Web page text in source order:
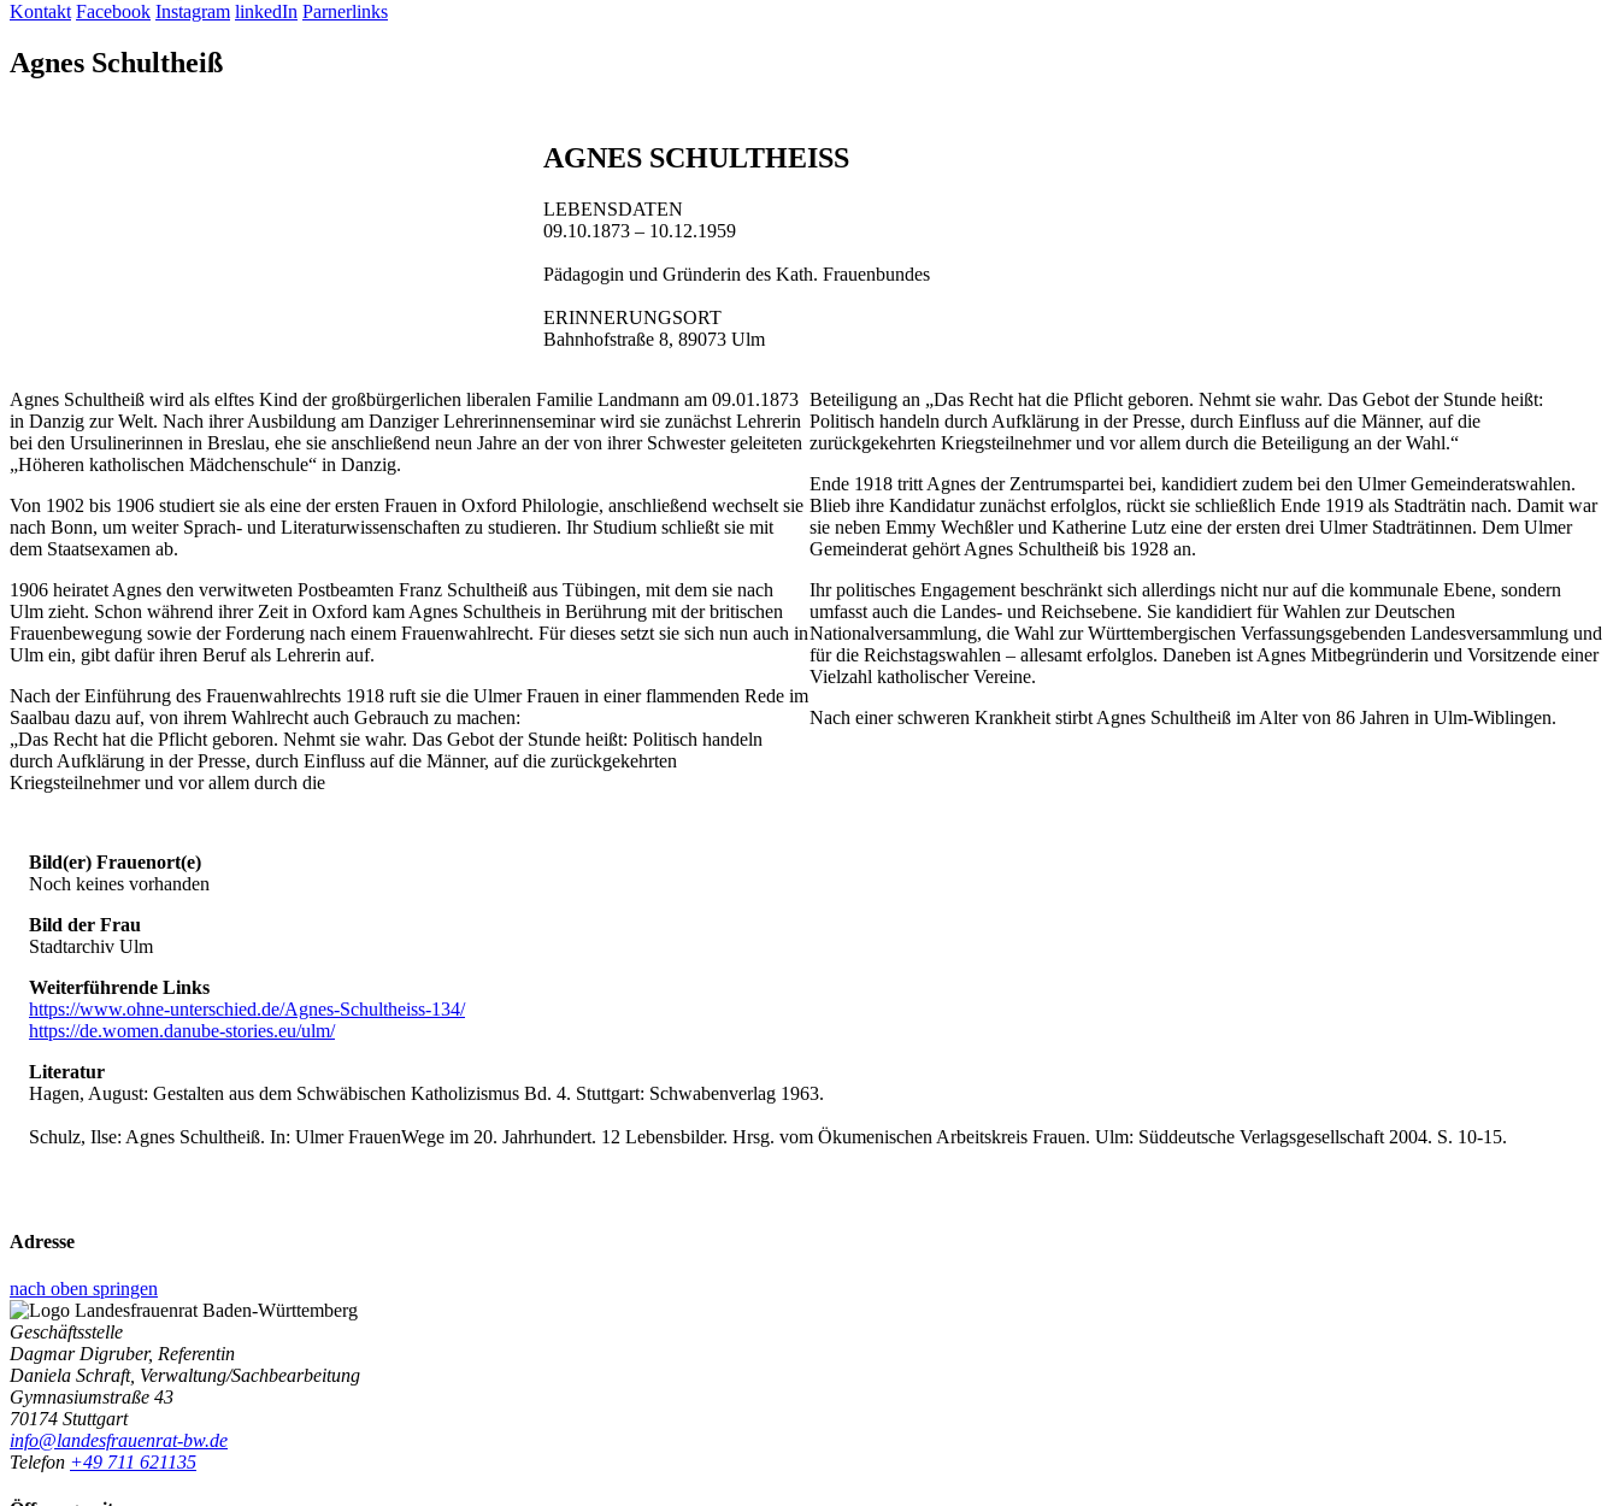
Kontakt Facebook Instagram linkedIn Parnerlinks
Agnes Schultheiß
AGNES SCHULTHEISS
LEBENSDATEN
09.10.1873 – 10.12.1959
Pädagogin und Gründerin des Kath. Frauenbundes
ERINNERUNGSORT
Bahnhofstraße 8, 89073 Ulm
Agnes Schultheiß wird als elftes Kind der großbürgerlichen liberalen Familie Landmann am 09.01.1873
in Danzig zur Welt. Nach ihrer Ausbildung am Danziger Lehrerinnenseminar wird sie zunächst Lehrerin
bei den Ursulinerinnen in Breslau, ehe sie anschließend neun Jahre an der von ihrer Schwester geleiteten
„Höheren katholischen Mädchenschule“ in Danzig.
Von 1902 bis 1906 studiert sie als eine der ersten Frauen in Oxford Philologie, anschließend wechselt sie
nach Bonn, um weiter Sprach- und Literaturwissenschaften zu studieren. Ihr Studium schließt sie mit
dem Staatsexamen ab.
1906 heiratet Agnes den verwitweten Postbeamten Franz Schultheiß aus Tübingen, mit dem sie nach
Ulm zieht. Schon während ihrer Zeit in Oxford kam Agnes Schultheis in Berührung mit der britischen
Frauenbewegung sowie der Forderung nach einem Frauenwahlrecht. Für dieses setzt sie sich nun auch in
Ulm ein, gibt dafür ihren Beruf als Lehrerin auf.
Nach der Einführung des Frauenwahlrechts 1918 ruft sie die Ulmer Frauen in einer flammenden Rede im
Saalbau dazu auf, von ihrem Wahlrecht auch Gebrauch zu machen:
„Das Recht hat die Pflicht geboren. Nehmt sie wahr. Das Gebot der Stunde heißt: Politisch handeln
durch Aufklärung in der Presse, durch Einfluss auf die Männer, auf die zurückgekehrten
Kriegsteilnehmer und vor allem durch die
Beteiligung an „Das Recht hat die Pflicht geboren. Nehmt sie wahr. Das Gebot der Stunde heißt:
Politisch handeln durch Aufklärung in der Presse, durch Einfluss auf die Männer, auf die
zurückgekehrten Kriegsteilnehmer und vor allem durch die Beteiligung an der Wahl.“
Ende 1918 tritt Agnes der Zentrumspartei bei, kandidiert zudem bei den Ulmer Gemeinderatswahlen.
Blieb ihre Kandidatur zunächst erfolglos, rückt sie schließlich Ende 1919 als Stadträtin nach. Damit war
sie neben Emmy Wechßler und Katherine Lutz eine der ersten drei Ulmer Stadträtinnen. Dem Ulmer
Gemeinderat gehört Agnes Schultheiß bis 1928 an.
Ihr politisches Engagement beschränkt sich allerdings nicht nur auf die kommunale Ebene, sondern
umfasst auch die Landes- und Reichsebene. Sie kandidiert für Wahlen zur Deutschen
Nationalversammlung, die Wahl zur Württembergischen Verfassungsgebenden Landesversammlung und
für die Reichstagswahlen – allesamt erfolglos. Daneben ist Agnes Mitbegründerin und Vorsitzende einer
Vielzahl katholischer Vereine.
Nach einer schweren Krankheit stirbt Agnes Schultheiß im Alter von 86 Jahren in Ulm-Wiblingen.
Bild(er) Frauenort(e)
Noch keines vorhanden
Bild der Frau
Stadtarchiv Ulm
Weiterführende Links
https://www.ohne-unterschied.de/Agnes-Schultheiss-134/
https://de.women.danube-stories.eu/ulm/
Literatur
Hagen, August: Gestalten aus dem Schwäbischen Katholizismus Bd. 4. Stuttgart: Schwabenverlag 1963.
Schulz, Ilse: Agnes Schultheiß. In: Ulmer FrauenWege im 20. Jahrhundert. 12 Lebensbilder. Hrsg. vom Ökumenischen Arbeitskreis Frauen. Ulm: Süddeutsche Verlagsgesellschaft 2004. S. 10-15.
Adresse
nach oben springen
Geschäftsstelle
Dagmar Digruber, Referentin
Daniela Schraft, Verwaltung/Sachbearbeitung
Gymnasiumstraße 43
70174 Stuttgart
info@landesfrauenrat-bw.de
Telefon +49 711 621135